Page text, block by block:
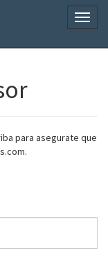
para asegurate que